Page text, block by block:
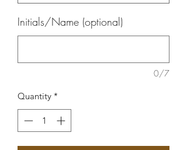
Initials/Name (optional)
0/7
Quantity *